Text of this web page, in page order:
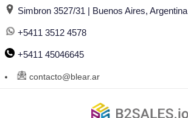
Simbron 3527/31 | Buenos Aires, Argentina
+5411 3512 4578
+5411 45046645
contacto@blear.ar